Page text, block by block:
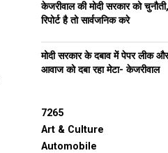
केजरीवाल की मोदी सरकार को
रिपोर्ट है तो सार्वजनिक करे
मोदी सरकार के दबाव में पेपर लीक
आवाज को दबा रहा मेटा- केजरीवाल
7265
Art & Culture
Automobile